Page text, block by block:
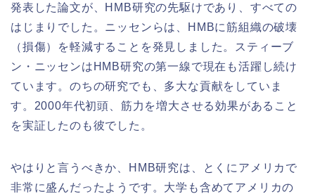
発表した論文が、HMB研究の先駆けであり、すべての
はじまりでした。ニッセンらは、HMBに筋組織の破壊
（損傷）を軽減することを発見しました。スティーブ
ン・ニッセンはHMB研究の第一線で現在も活躍し続け
ています。のちの研究でも、多大な貢献をしていま
す。2000年代初頭、筋力を増大させる効果があること
を実証したのも彼でした。
やはりと言うべきか、HMB研究は、とくにアメリカで
非常に盛んだったようです。大学も含めてアメリカの